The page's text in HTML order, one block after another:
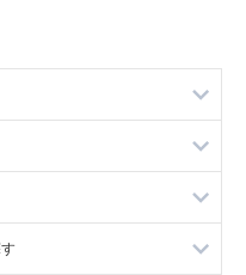
の案件一覧
物件の案件一覧
物件の案件一覧
売却物件の案件一覧
の案件一覧
物件の案件一覧